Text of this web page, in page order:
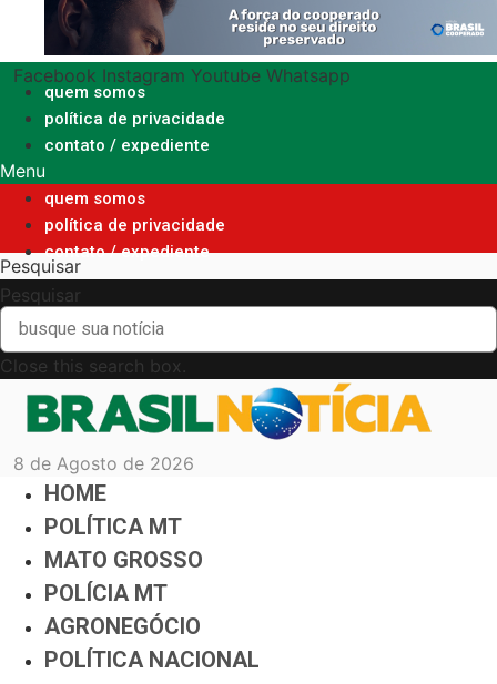
o
conteúdo
Facebook Instagram Youtube Whatsapp
quem somos
política de privacidade
contato / expediente
Menu
quem somos
política de privacidade
contato / expediente
Pesquisar
Pesquisar
Close this search box.
8 de Agosto de 2026
HOME
POLÍTICA MT
MATO GROSSO
POLÍCIA MT
AGRONEGÓCIO
POLÍTICA NACIONAL